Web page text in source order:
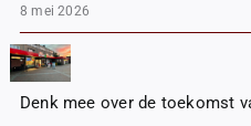
8 mei 2026
Denk mee over de toekomst